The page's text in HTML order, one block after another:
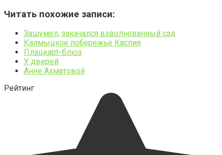
Читать похожие записи:
Зашумел, закачался взволнованный сад
Калмыцкое побережье Каспия
Плацкарт-блюз
У дверей
Анне Ахматовой
Рейтинг